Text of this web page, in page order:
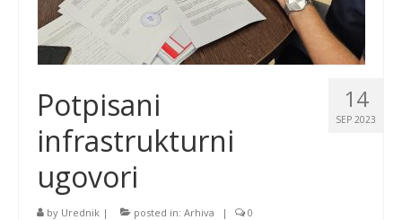
14
SEP 2023
Potpisani
infrastrukturni
ugovori
by Urednik | posted in: Arhiva | 0